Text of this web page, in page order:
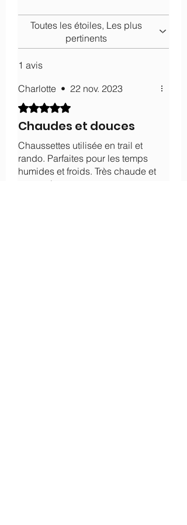
Toutes les étoiles, Les plus
pertinents
1 avis
Charlotte • 22 nov. 2023
Noté 5 sur 5.
Chaudes et douces
Chaussettes utilisée en trail et
rando. Parfaites pour les temps
humides et froids. Très chaude et
protectrice.